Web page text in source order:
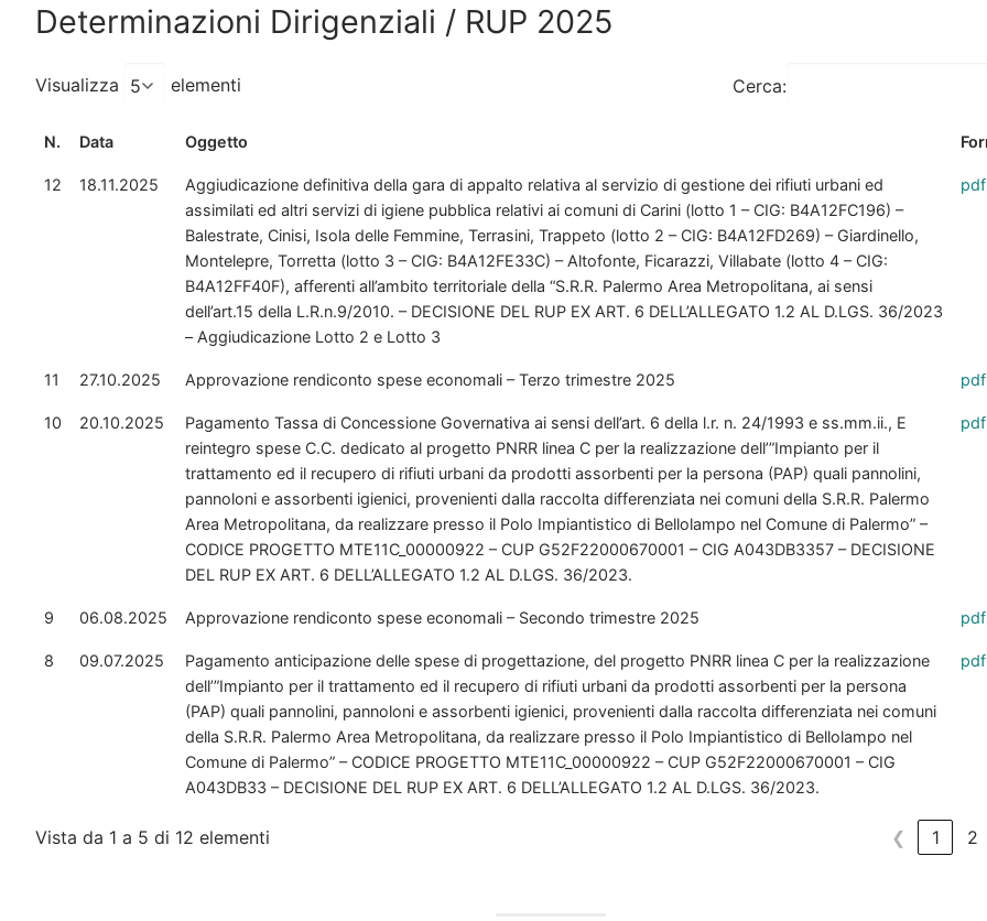
Determinazioni Dirigenziali / RUP 2025
Visualizza elementi Cerca:
N. Data Oggetto
12 18.11.2025
Aggiudicazione definitiva della gara di appalto relativa al servizio di gestione dei rifiuti urbani ed
assimilati ed altri servizi di igiene pubblica relativi ai comuni di Carini (lotto 1 – CIG: B4A12FC196) –
Balestrate, Cinisi, Isola delle Femmine, Terrasini, Trappeto (lotto 2 – CIG: B4A12FD269) – Giardinello,
Montelepre, Torretta (lotto 3 – CIG: B4A12FE33C) – Altofonte, Ficarazzi, Villabate (lotto 4 – CIG:
B4A12FF40F), afferenti all’ambito territoriale della “S.R.R. Palermo Area Metropolitana, ai sensi
dell’art.15 della L.R.n.9/2010. – DECISIONE DEL RUP EX ART. 6 DELL’ALLEGATO 1.2 AL D.LGS. 36/2023
– Aggiudicazione Lotto 2 e Lotto 3
pdf
11 27.10.2025 Approvazione rendiconto spese economali – Terzo trimestre 2025 pdf
10 20.10.2025
Pagamento Tassa di Concessione Governativa ai sensi dell’art. 6 della l.r. n. 24/1993 e ss.mm.ii., E
reintegro spese C.C. dedicato al progetto PNRR linea C per la realizzazione dell’”Impianto per il
trattamento ed il recupero di rifiuti urbani da prodotti assorbenti per la persona (PAP) quali pannolini,
pannoloni e assorbenti igienici, provenienti dalla raccolta differenziata nei comuni della S.R.R. Palermo
Area Metropolitana, da realizzare presso il Polo Impiantistico di Bellolampo nel Comune di Palermo” –
CODICE PROGETTO MTE11C_00000922 – CUP G52F22000670001 – CIG A043DB3357 – DECISIONE
DEL RUP EX ART. 6 DELL’ALLEGATO 1.2 AL D.LGS. 36/2023.
pdf
9 06.08.2025 Approvazione rendiconto spese economali – Secondo trimestre 2025 pdf
8 09.07.2025
Pagamento anticipazione delle spese di progettazione, del progetto PNRR linea C per la realizzazione
dell’”Impianto per il trattamento ed il recupero di rifiuti urbani da prodotti assorbenti per la persona
(PAP) quali pannolini, pannoloni e assorbenti igienici, provenienti dalla raccolta differenziata nei comuni
della S.R.R. Palermo Area Metropolitana, da realizzare presso il Polo Impiantistico di Bellolampo nel
Comune di Palermo” – CODICE PROGETTO MTE11C_00000922 – CUP G52F22000670001 – CIG
A043DB33 – DECISIONE DEL RUP EX ART. 6 DELL’ALLEGATO 1.2 AL D.LGS. 36/2023.
pdf
Vista da 1 a 5 di 12 elementi ❮ 1 2